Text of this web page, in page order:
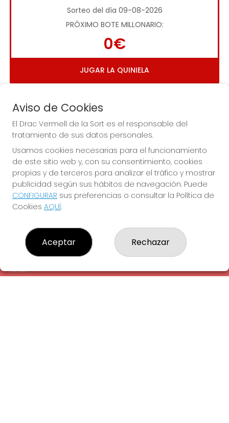
Sorteo del día 09-08-2026
PRÓXIMO BOTE MILLONARIO:
0€
JUGAR LA QUINIELA
Imagen anterior
EL DRAC VERMELL DE LA SORT
¿Quiénes somos?
Comprar lotería
Contacto
Empresas
Peñas
Aviso de Cookies
El Drac Vermell de la Sort es el responsable del
tratamiento de sus datos personales.
Usamos cookies necesarias para el funcionamiento
de este sitio web y, con su consentimiento, cookies
propias y de terceros para analizar el tráfico y mostrar
publicidad según sus hábitos de navegación. Puede
CONFIGURAR sus preferencias o consultar la Política de
Cookies AQUÍ.
Aceptar Rechazar